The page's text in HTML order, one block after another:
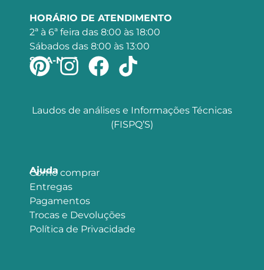
HORÁRIO DE ATENDIMENTO
2ª à 6ª feira das 8:00 às 18:00
Sábados das 8:00 às 13:00
SIGA-NOS
Laudos de análises e Informações Técnicas
(FISPQ’S)
Ajuda
Como comprar
Entregas
Pagamentos
Trocas e Devoluções
Política de Privacidade